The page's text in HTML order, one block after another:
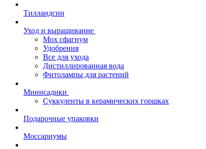
Тилландсии
Уход и выращивание
Мох сфагнум
Удобрения
Все для ухода
Дистиллированная вода
Фитолампы для растений
Минисадики
Суккуленты в керамических горшках
Подарочные упаковки
Моссариумы